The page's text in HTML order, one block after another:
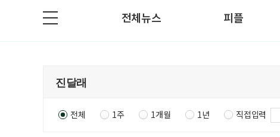
전체뉴스 피플
전체 1주 1개월 1년 직접입력